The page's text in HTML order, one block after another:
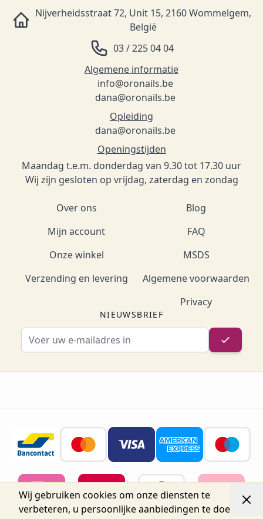
Wij gebruiken cookies om onze diensten te
verbeteren, u persoonlijke aanbiedingen te doen
Nijverheidsstraat 72, Unit 15, 2160 Wommelgem,
België
03 / 225 04 04
Algemene informatie
info@oronails.be
dana@oronails.be
Opleiding
dana@oronails.be
Openingstijden
Maandag t.e.m. donderdag van 9.30 tot 17.30 uur
Wij zijn gesloten op vrijdag, zaterdag en zondag
Over ons
Mijn account
Onze winkel
Verzending en levering
Blog
FAQ
MSDS
Algemene voorwaarden
Privacy
NIEUWSBRIEF